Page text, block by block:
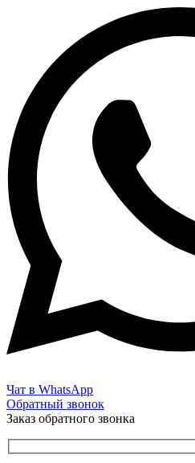
Чат в WhatsApp
Обратный звонок
Заказ обратного звонка